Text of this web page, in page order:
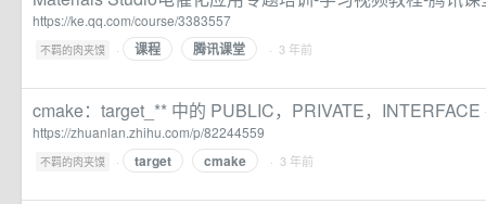
https://ke.qq.com/course/3383557
不羁的肉夹馍 · 课程 腾讯课堂 · 3 年前
cmake：target_** 中的 PUBLIC，PRIVATE，INTERFACE
https://zhuanlan.zhihu.com/p/82244559
不羁的肉夹馍 · target cmake · 3 年前